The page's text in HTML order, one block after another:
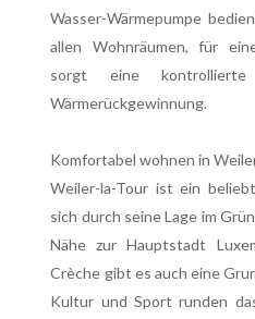
Wasser-Wärmepumpe
allen Wohnräumen, für
sorgt eine kontrollierte
Wärmerückgewinnung.
Komfortabel wohnen in
Weiler-la-Tour ist ein
sich durch seine Lage im
Nähe zur Hauptstadt
Crèche gibt es auch eine
Kultur und Sport runden